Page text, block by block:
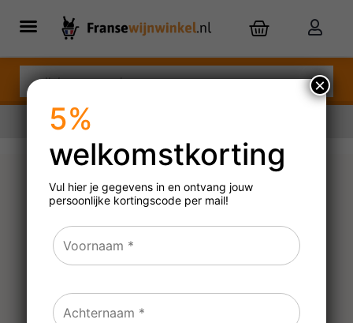
Pélous Cevennes Rouge
2019
5%
welkomstkorting
Vul hier je gegevens in en ontvang jouw
persoonlijke kortingscode per mail!
×